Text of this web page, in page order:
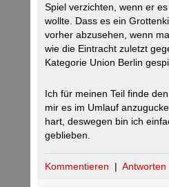
Spiel verzichten, wenn er
wollte. Dass es ein
vorher abzusehen, wenn
wie die Eintracht zuletzt
Kategorie Union Berlin
Ich für meinen Teil finde
mir es im Umlauf
hart, deswegen bin ich
geblieben.
Kommentieren | Antworten